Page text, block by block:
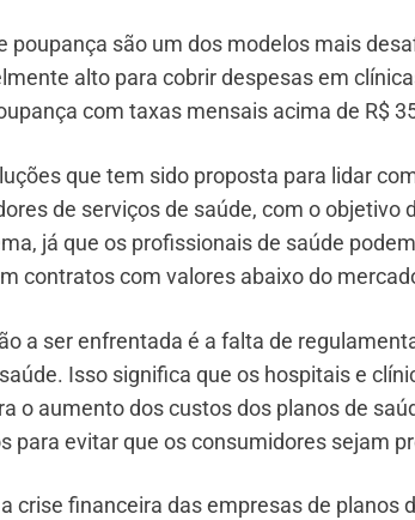
poupança são um dos modelos mais
alto para cobrir despesas em
com taxas mensais acima de R$
que tem sido proposta para lidar
de serviços de saúde, com o objetivo
já que os profissionais de saúde
contratos com valores abaixo do
a ser enfrentada é a falta de
Isso significa que os hospitais e
o aumento dos custos dos planos de
para evitar que os consumidores sejam
crise financeira das empresas de planos